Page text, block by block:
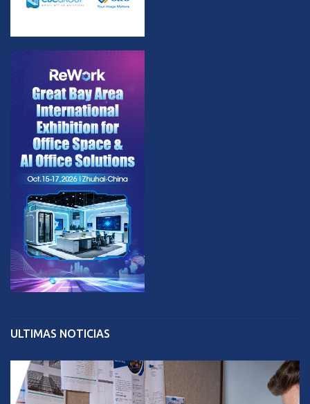
ULTIMAS NOTICIAS